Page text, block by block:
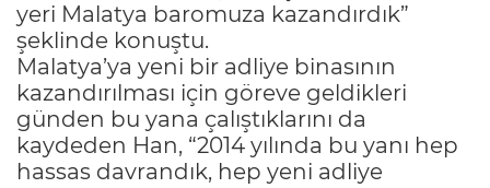
yeri Malatya baromuza kazandırdık”
şeklinde konuştu.
Malatya’ya yeni bir adliye binasının
kazandırılması için göreve geldikleri
günden bu yana çalıştıklarını da
kaydeden Han, “2014 yılında bu yanı hep
hassas davrandık, hep yeni adliye